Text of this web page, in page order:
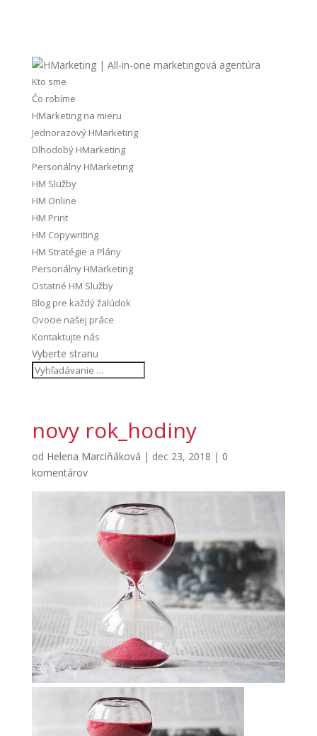
Kto sme
Čo robíme
HMarketing na mieru
Jednorazový HMarketing
Dlhodobý HMarketing
Personálny HMarketing
HM Služby
HM Online
HM Print
HM Copywriting
HM Stratégie a Plány
Personálny HMarketing
Ostatné HM Služby
Blog pre každý žalúdok
Ovocie našej práce
Kontaktujte nás
Vyberte stranu
novy rok_hodiny
od Helena Marciňáková | dec 23, 2018 | 0
komentárov